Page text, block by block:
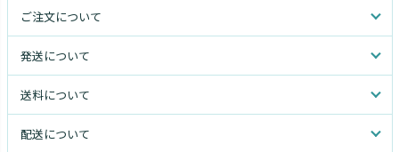
ご注文について
発送について
送料について
配送について